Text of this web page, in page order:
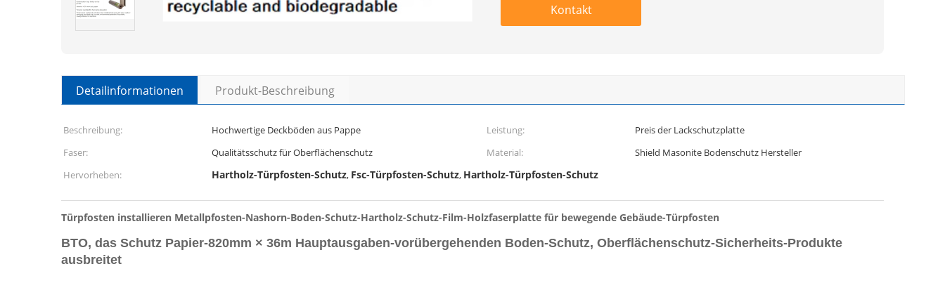
Kontakt
Detailinformationen Produkt-Beschreibung
Beschreibung: Hochwertige Deckböden aus Pappe Leistung:
Preis der Lackschutzplatte
Faser:
Qualitätsschutz für Oberflächenschutz Material:
Shield Masonite Bodenschutz Hersteller
Hervorheben:
Hartholz-Türpfosten-Schutz, Fsc-Türpfosten-Schutz, Hartholz-Türpfosten-Schutz
Türpfosten installieren Metallpfosten-Nashorn-Boden-Schutz-Hartholz-Schutz-Film-Holzfaserplatte für bewegende Gebäude-Türpfosten
BTO, das Schutz Papier-820mm × 36m Hauptausgaben-vorübergehenden Boden-Schutz, Oberflächenschutz-Sicherheits-Produkte
ausbreitet